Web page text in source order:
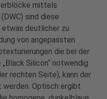
mittels
sind diese
deutlicher zu
von angepassten
die bei der
Silicon“ notwendig
rechten Seite), kann der
werden. Optisch ergibt